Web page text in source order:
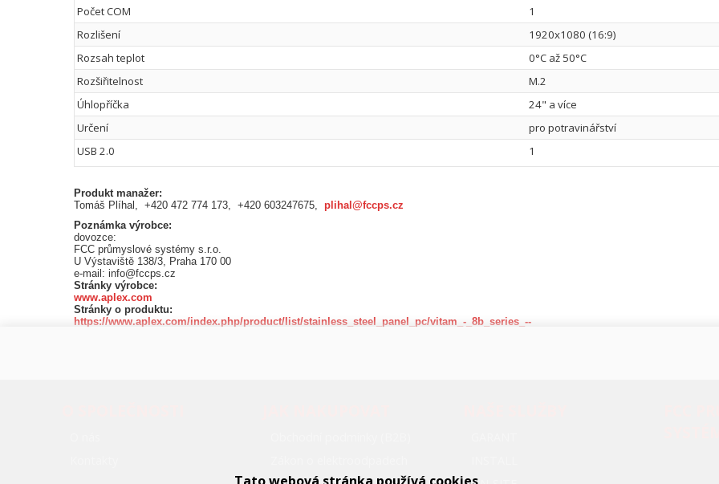
Počet COM
1
Rozlišení
1920x1080 (16:9)
Rozsah teplot
0°C až 50°C
Rozšiřitelnost
M.2
Úhlopříčka
24" a více
Určení
pro potravinářství
USB 2.0
1
Produkt manažer:
Tomáš Plíhal, +420 472 774 173, +420 603247675, plihal@fccps.cz
Poznámka výrobce:
dovozce:
FCC průmyslové systémy s.r.o.
U Výstaviště 138/3, Praha 170 00
e-mail: info@fccps.cz
Stránky výrobce:
www.aplex.com
Stránky o produktu:
https://www.aplex.com/index.php/product/list/stainless_steel_panel_pc/vitam_-_8b_series_--